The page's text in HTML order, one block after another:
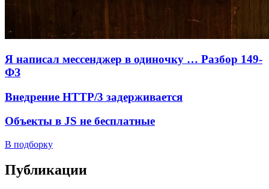
Я написал мессенджер в одиночку … Разбор 149-
ФЗ
Внедрение HTTP/3 задерживается
Объекты в JS не бесплатные
В подборку
Публикации